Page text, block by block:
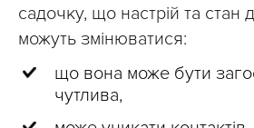
садочку, що настрій та стан
можуть змінюватися:
що вона може бути
чутлива,